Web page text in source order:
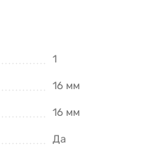
1
16 мм
16 мм
Да